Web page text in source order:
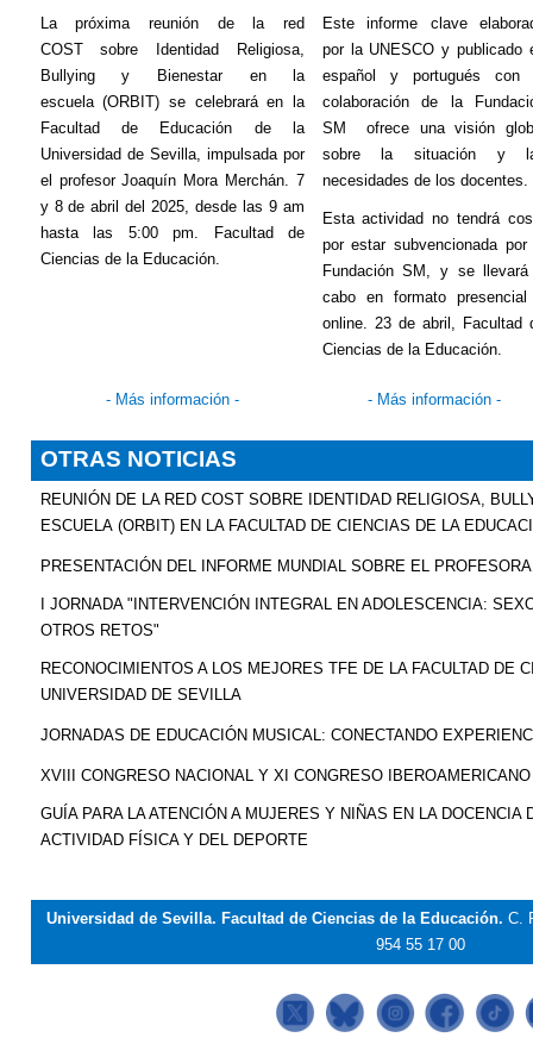
La próxima reunión de la red
COST sobre Identidad Religiosa,
Bullyingy Bienestar en la
escuela (ORBIT) se celebrará en la
Facultad de Educación de la
Universidad de Sevilla, impulsada por
el profesor Joaquín Mora Merchán. 7
y 8 de abril del 2025, desde las 9 am
hasta las 5:00 pm. Facultad de
Ciencias de la Educación.
Este informe clave
por la UNESCO y publicado
español y portugués con
colaboración de la
SM
ofrece una visión
sobre la situación y
necesidades de los docentes.
Esta actividad no tendrá
por estar subvencionada por
Fundación SM, y se
cabo en formato
online. 23 de abril, Facultad
Ciencias de la Educación.
- Más información - - Más información -
OTRAS NOTICIAS
REUNIÓN DE LA RED COST SOBRE IDENTIDAD RELIGIOSA,
ESCUELA (ORBIT) EN LA FACULTAD DE CIENCIAS DE LA
PRESENTACIÓN DEL INFORME MUNDIAL SOBRE EL
I JORNADA "INTERVENCIÓN INTEGRAL EN ADOLESCENCIA:
OTROS RETOS"
RECONOCIMIENTOS A LOS MEJORES TFE DE LA FACULTAD DE
UNIVERSIDAD DE SEVILLA
JORNADAS DE EDUCACIÓN MUSICAL: CONECTANDO
XVIII CONGRESO NACIONAL Y XI CONGRESO
GUÍA PARA LA ATENCIÓN A MUJERES Y NIÑAS EN LA DOCENCIA
ACTIVIDAD FÍSICA Y DEL DEPORTE
Universidad de Sevilla. Facultad de Ciencias de la Educación.C.
954 55 17 00